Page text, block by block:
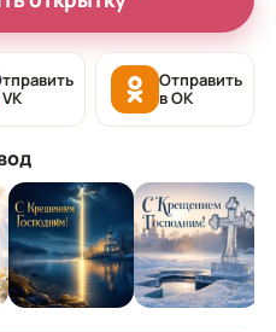
Отправить
в OK